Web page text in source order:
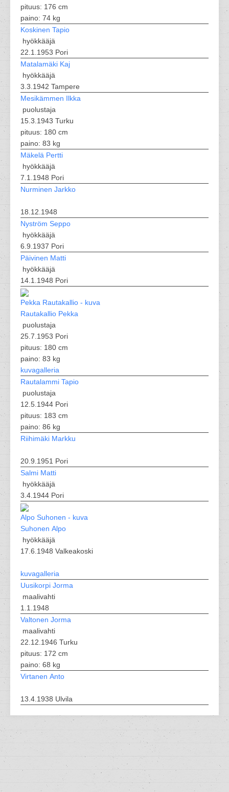
pituus: 176 cm
paino: 74 kg
Koskinen Tapio
hyökkääjä
22.1.1953 Pori
Matalamäki Kaj
hyökkääjä
3.3.1942 Tampere
Mesikämmen Ilkka
puolustaja
15.3.1943 Turku
pituus: 180 cm
paino: 83 kg
Mäkelä Pertti
hyökkääjä
7.1.1948 Pori
Nurminen Jarkko
18.12.1948
Nyström Seppo
hyökkääjä
6.9.1937 Pori
Päivinen Matti
hyökkääjä
14.1.1948 Pori
Rautakallio Pekka
puolustaja
25.7.1953 Pori
pituus: 180 cm
paino: 83 kg
kuvagalleria
Rautalammi Tapio
puolustaja
12.5.1944 Pori
pituus: 183 cm
paino: 86 kg
Riihimäki Markku
20.9.1951 Pori
Salmi Matti
hyökkääjä
3.4.1944 Pori
Suhonen Alpo
hyökkääjä
17.6.1948 Valkeakoski
kuvagalleria
Uusikorpi Jorma
maalivahti
1.1.1948
Valtonen Jorma
maalivahti
22.12.1946 Turku
pituus: 172 cm
paino: 68 kg
Virtanen Anto
13.4.1938 Ulvila